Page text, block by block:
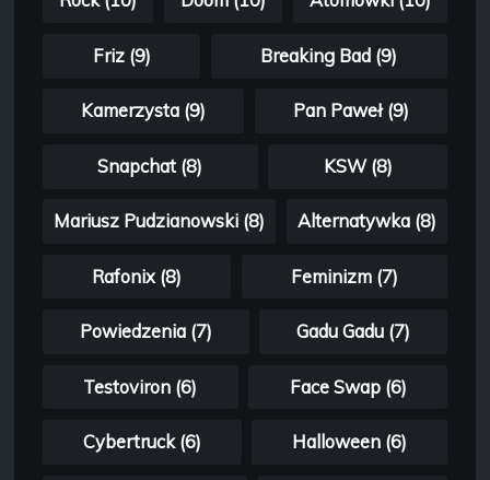
Friz (9) Breaking Bad (9)
Kamerzysta (9) Pan Paweł (9)
Snapchat (8) KSW (8)
Mariusz Pudzianowski (8) Alternatywka (8)
Rafonix (8) Feminizm (7)
Powiedzenia (7) Gadu Gadu (7)
Testoviron (6) Face Swap (6)
Cybertruck (6) Halloween (6)